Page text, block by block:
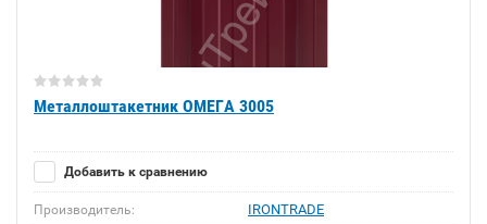
Металлоштакетник ОМЕГА 3005
Добавить к сравнению
Производитель: IRONTRADE